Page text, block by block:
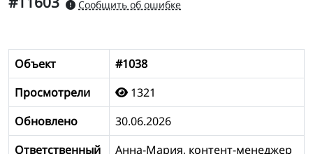
Сообщить об ошибке
Объект
#1038
Просмотрели
1321
Обновлено
30.06.2026
Ответственный
Анна-Мария, контент-менеджер